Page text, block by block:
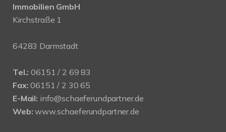
Immobilien GmbH
Kirchstraße 1
64283 Darmstadt
Tel.: 06151 / 2 69 83
Fax: 06151 / 2 30 65
E-Mail: info@schaeferundpartner.de
Web: www.schaeferundpartner.de